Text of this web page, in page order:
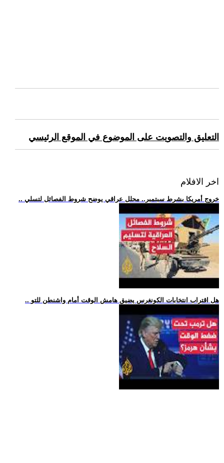
التعليق والتصويت على الموضوع في الموقع الرئيسي
اخر الافلام
.. خروج أمريكا بشرط سبتمبر.. محلل عراقي يوضح شروط الفصائل لتسلي
.. هل اقتراب انتخابات الكونغرس يضيق هامش الوقت أمام واشنطن للتو